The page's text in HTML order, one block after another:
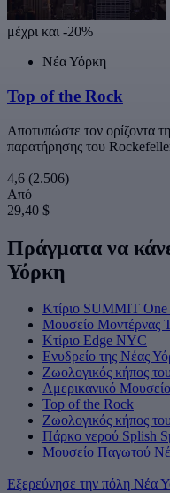
μέχρι και -20%
Νέα Υόρκη
Top of the Rock
Αποτυπώστε τον ορίζοντα
παρατήρησης του
4,6 (2.506)
Από
29,40 $
Πράγματα να
Υόρκη
Κτίριο SUMMIT
Μουσείο
Κτίριο Edge NYC
Ενυδρείο της Νέας
Ζωολογικός κήπος
Αμερικανικό
Top of the Rock
Ζωολογικός κήπος
Πάρκο νερού Splish
Μουσείο Παγωτού
Εξερεύνησε την πόλη Νέα